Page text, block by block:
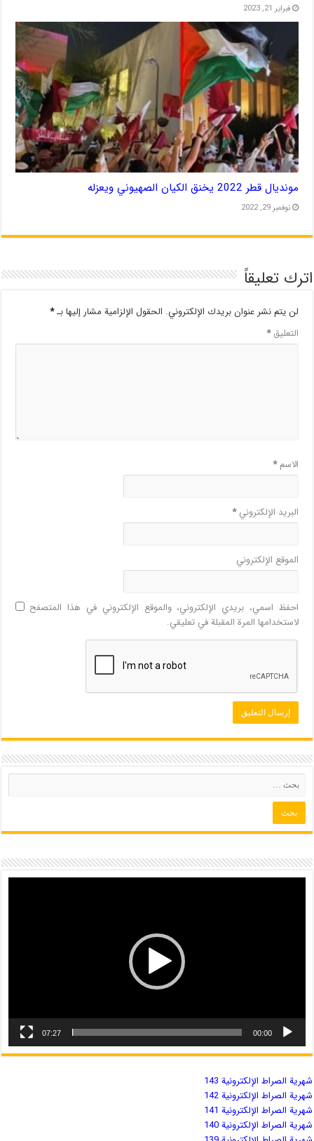
فبراير 21, 2023
مونديال قطر 2022 يخنق الكيان الصهيوني ويعزله
نوفمبر 29, 2022
اترك تعليقاً
لن يتم نشر عنوان بريدك الإلكتروني. الحقول الإلزامية مشار إليها بـ*
التعليق*
الاسم*
البريد الإلكتروني*
الموقع الإلكتروني
احفظ اسمي، بريدي الإلكتروني، والموقع الإلكتروني في هذا المتصفح
لاستخدامها المرة المقبلة في تعليقي.
00:00
07:27
شهریة الصراط الإلكترونية 143
شهریة الصراط الإلكترونية 142
شهریة الصراط الإلكترونية 141
شهریة الصراط الإلكترونية 140